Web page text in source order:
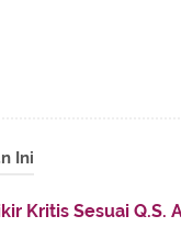
Ini
Kritis Sesuai Q.S.